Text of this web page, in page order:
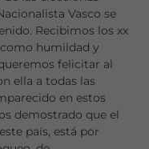
Vasco se
Recibimos los xx
humildad y
felicitar al
ella a todas las
en estos
demostrado que el
país, está por